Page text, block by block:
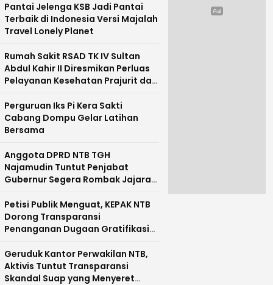
Pantai Jelenga KSB Jadi Pantai
Terbaik di Indonesia Versi Majalah
Travel Lonely Planet
Rumah Sakit RSAD TK IV Sultan
Abdul Kahir II Diresmikan Perluas
Pelayanan Kesehatan Prajurit dan
Perguruan Iks Pi Kera Sakti
Cabang Dompu Gelar Latihan
Bersama
Anggota DPRD NTB TGH
Najamudin Tuntut Penjabat
Gubernur Segera Rombak Jajaran
Petisi Publik Menguat, KEPAK NTB
Dorong Transparansi
Penanganan Dugaan Gratifikasi
Geruduk Kantor Perwakilan NTB,
Aktivis Tuntut Transparansi
Skandal Suap yang Menyeret